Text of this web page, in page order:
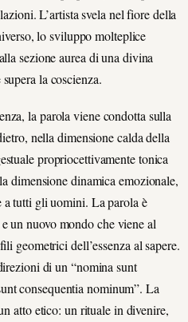
L’artista svela nel fiore della
lo sviluppo molteplice
sezione aurea di una divina
la coscienza.
la parola viene condotta sulla
nella dimensione calda della
propriocettivamente tonica
dimensione dinamica emozionale,
a tutti gli uomini. La parola è
un nuovo mondo che viene al
geometrici dell’essenza al sapere.
di un “nomina sunt
consequentia nominum”. La
atto etico: un rituale in divenire,